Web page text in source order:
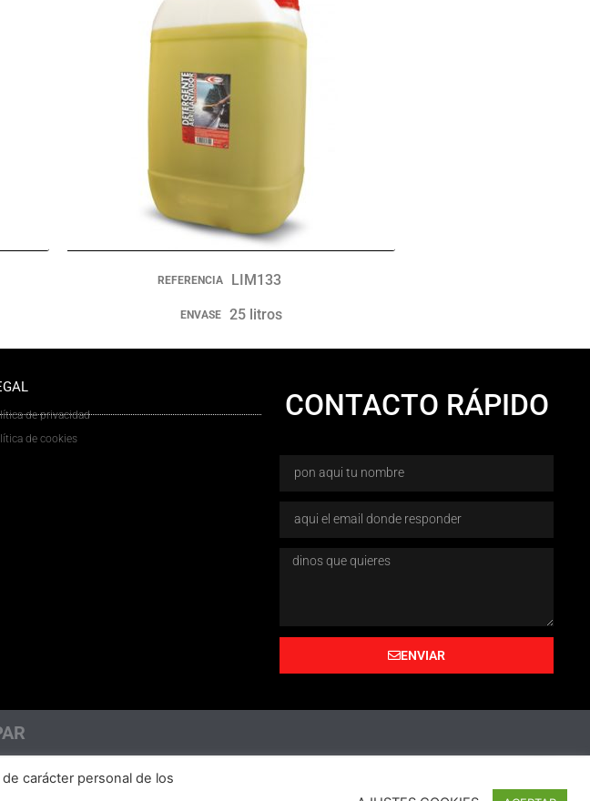
REFERENCIA LIM133
ENVASE 25 litros
de privacidad
de cookies
CONTACTO RÁPIDO
ENVIAR
carácter personal de los